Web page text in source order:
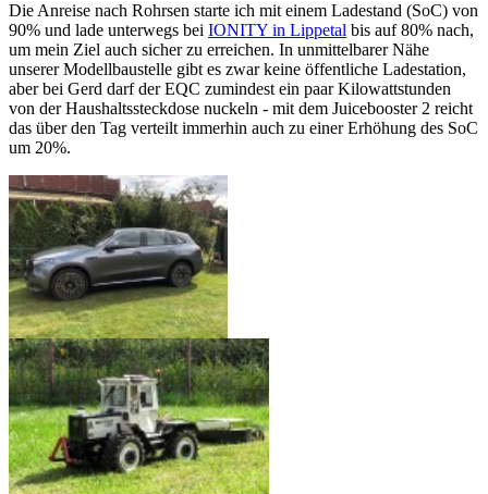
Die Anreise nach Rohrsen starte ich mit einem Ladestand (SoC) von
90% und lade unterwegs bei IONITY in Lippetal bis auf 80% nach,
um mein Ziel auch sicher zu erreichen. In unmittelbarer Nähe
unserer Modellbaustelle gibt es zwar keine öffentliche Ladestation,
aber bei Gerd darf der EQC zumindest ein paar Kilowattstunden
von der Haushaltssteckdose nuckeln - mit dem Juicebooster 2 reicht
das über den Tag verteilt immerhin auch zu einer Erhöhung des SoC
um 20%.